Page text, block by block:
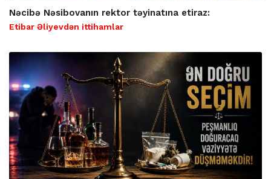
Nəcibə Nəsibovanın rektor təyinatına etiraz:
Etibar Əliyevdən ittihamlar